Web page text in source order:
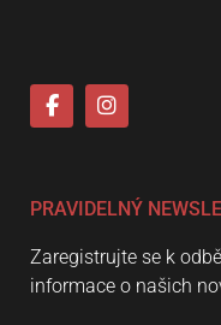
PRAVIDELNÝ
Zaregistrujte se k
informace o našich